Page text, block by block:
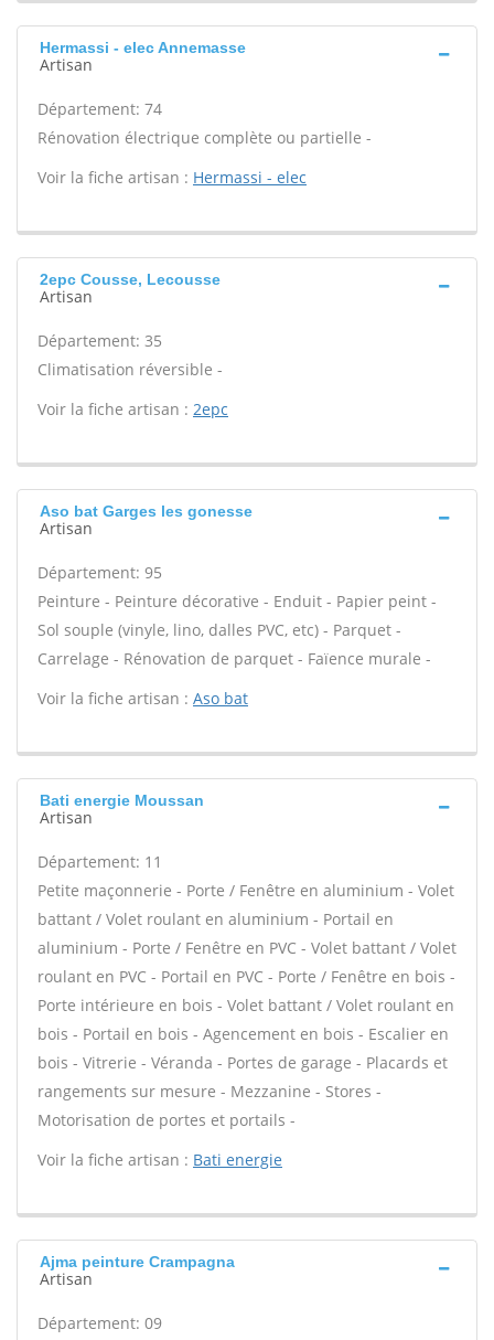
Hermassi - elec Annemasse
Artisan
Département: 74
Rénovation électrique complète ou partielle -
Voir la fiche artisan : Hermassi - elec
2epc Cousse, Lecousse
Artisan
Département: 35
Climatisation réversible -
Voir la fiche artisan : 2epc
Aso bat Garges les gonesse
Artisan
Département: 95
Peinture - Peinture décorative - Enduit - Papier peint -
Sol souple (vinyle, lino, dalles PVC, etc) - Parquet -
Carrelage - Rénovation de parquet - Faïence murale -
Voir la fiche artisan : Aso bat
Bati energie Moussan
Artisan
Département: 11
Petite maçonnerie - Porte / Fenêtre en aluminium - Volet
battant / Volet roulant en aluminium - Portail en
aluminium - Porte / Fenêtre en PVC - Volet battant / Volet
roulant en PVC - Portail en PVC - Porte / Fenêtre en bois -
Porte intérieure en bois - Volet battant / Volet roulant en
bois - Portail en bois - Agencement en bois - Escalier en
bois - Vitrerie - Véranda - Portes de garage - Placards et
rangements sur mesure - Mezzanine - Stores -
Motorisation de portes et portails -
Voir la fiche artisan : Bati energie
Ajma peinture Crampagna
Artisan
Département: 09